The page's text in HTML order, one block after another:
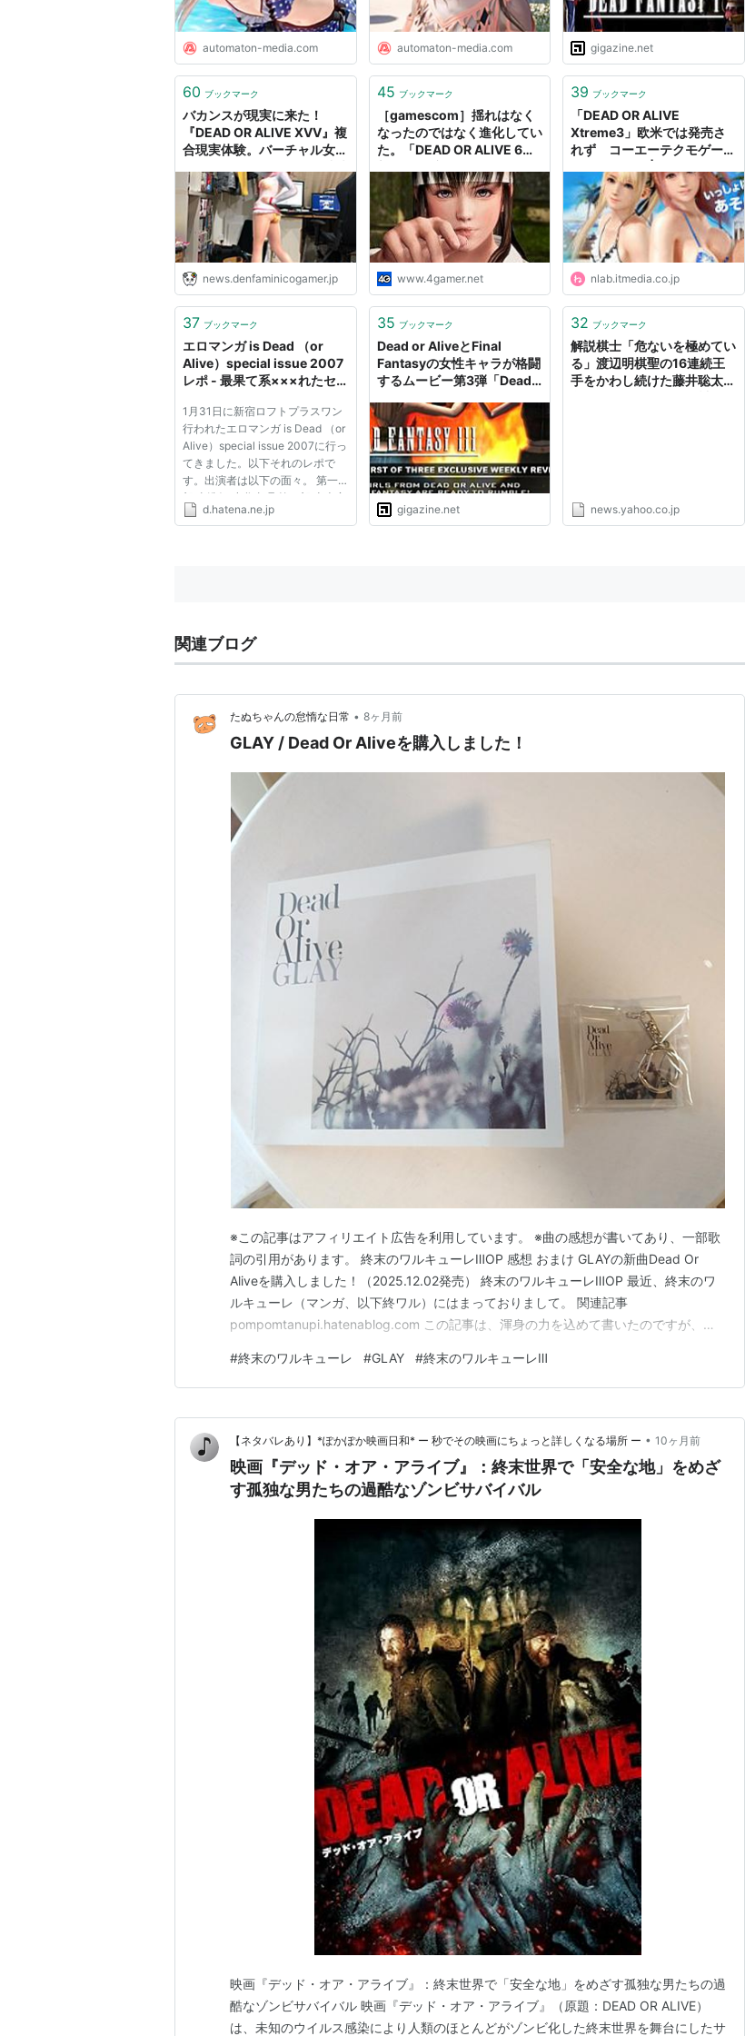
開発はTeam NINJA。略称は「DOA」。
第1作はアーケードゲームとして1996年にリリース。以降シリーズ化されており、2000
年代に入ってからはコンシューマを主戦場としている。
「打撃」「投げ」「掴み（ホールド）」の三すくみによる攻防や、床にダウンして接触
すると爆発などが起き追加ダメージを受けて吹っ飛ぶ「デンジャーゾーン」といったゲ
ームシステムが特徴。
当初からポリゴンキャラによる乳揺れなどで変な方向に話題を集めていたが、DOAXに
いたって全てにおいてふっきれた感がある。
女性キャラクターのバストは非常に豊かであり、90未満はかすみ（89）、レイファン
（87）の二名のみ。後は全員90以上と言う偏りを見せる。この偏りはユーザーの嗜好
に合わせたのかスタッフの趣味なのか。
シリーズ一覧
タイトル 機種 発売日
DEAD OR ALIVE アーケード 1996年10月
DEAD OR ALIVE セガサターン
DEAD OR ALIVE PlayStation
DEAD OR ALIVE ++ アーケード
DOA2 HARD・CORE
DEAD OR ALIVE Xtreme Beach Volleyball
DEAD OR ALIVE ULTIMATE Xbox
DEAD OR ALIVE 4
DEAD OR ALIVE Xtreme 2
DEAD OR ALIVE Paradise PlayStation Portable
DEAD OR ALIVE Dimensions
DEAD OR ALIVE 5
Xbox 360
PlayStation Vita
PlayStation 3 2013年9月5日
Xbox 360
DEAD OR ALIVE 5 Ultimate: Arcade アーケード 2013年12月24日
DEAD OR ALIVE 5 Last Round PlayStation 4
Xbox One
Xbox 360
Steam
automaton-media.com automaton-media.com gigazine.net
60 ブックマーク
バカンスが現実に来た！
『DEAD OR ALIVE XVV』複
合現実体験。バーチャル女子
力──ディレクターインタビ
ュー
news.denfaminicogamer.jp
45 ブックマーク
［gamescom］揺れはなく
なったのではなく進化してい
た。「DEAD OR ALIVE 6」
www.4gamer.net
39 ブックマーク
「DEAD OR ALIVE
Xtreme3」欧米では発売さ
れず コーエーテクモゲーム
nlab.itmedia.co.jp
37 ブックマーク
エロマンガ is Dead （or
Alive）special issue 2007
レポ - 最果て系×××れたセ
1月31日に新宿ロフトプラスワン
行われたエロマンガ is Dead （or
Alive）special issue 2007に行っ
てきました。以下それのレポで
す。出演者は以下の面々。 第一
部 東浩紀 小谷真理 第二部 山本夜
羽音 しばたたかひろ 司会 伊藤剛
d.hatena.ne.jp
35 ブックマーク
Dead or AliveとFinal
Fantasyの女性キャラが格闘
するムービー第3弾「Dead
gigazine.net
32 ブックマーク
解説棋士「危ないを極めてい
る」渡辺明棋聖の16連続王
手をかわし続けた藤井聡太七
news.yahoo.co.jp
関連ブログ
たぬちゃんの怠惰な日常 • 8ヶ月前
GLAY / Dead Or Aliveを購入しました！
※この記事はアフィリエイト広告を利用しています。 ※曲の感想が書いてあり、一部歌
詞の引用があります。 終末のワルキューレⅢOP 感想 おまけ GLAYの新曲Dead Or
Aliveを購入しました！（2025.12.02発売） 終末のワルキューレⅢOP 最近、終末のワ
ルキューレ（マンガ、以下終ワル）にはまっておりまして。 関連記事
pompomtanupi.hatenablog.com この記事は、渾身の力を込めて書いたのですが、あ
にもかかわらず、コメントくださった方々、ありがとうございました！m(__)m …
#終末のワルキューレ #GLAY #終末のワルキューレⅢ
【ネタバレあり】*ぽかぽか映画日和* ー 秒でその映画にちょっと詳しくなる場所 ー • 10ヶ月前
映画『デッド・オア・アライブ』：終末世界で「安全な地」をめざ
す孤独な男たちの過酷なゾンビサバイバル
映画『デッド・オア・アライブ』：終末世界で「安全な地」をめざす孤独な男たちの過
酷なゾンビサバイバル 映画『デッド・オア・アライブ』（原題：DEAD OR ALIVE）
は、未知のウイルス感染により人類のほとんどがゾンビ化した終末世界を舞台にしたサ